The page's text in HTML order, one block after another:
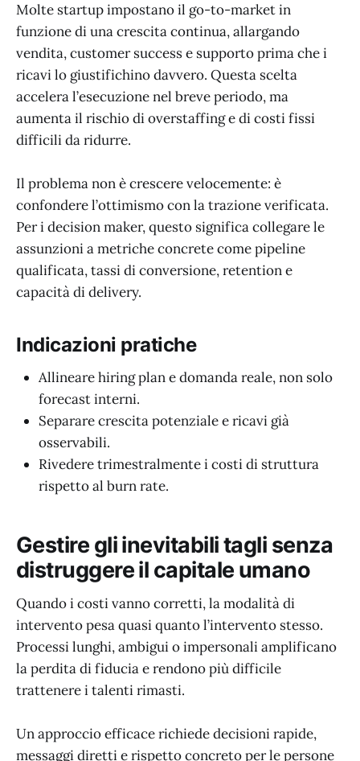
Molte startup impostano il go-to-market in
funzione di una crescita continua, allargando
vendita, customer success e supporto prima che i
ricavi lo giustifichino davvero. Questa scelta
accelera l’esecuzione nel breve periodo, ma
aumenta il rischio di overstaffing e di costi fissi
difficili da ridurre.
Il problema non è crescere velocemente: è
confondere l’ottimismo con la trazione verificata.
Per i decision maker, questo significa collegare le
assunzioni a metriche concrete come pipeline
qualificata, tassi di conversione, retention e
capacità di delivery.
Indicazioni pratiche
Allineare hiring plan e domanda reale, non solo
forecast interni.
Separare crescita potenziale e ricavi già
osservabili.
Rivedere trimestralmente i costi di struttura
rispetto al burn rate.
Gestire gli inevitabili tagli senza
distruggere il capitale umano
Quando i costi vanno corretti, la modalità di
intervento pesa quasi quanto l’intervento stesso.
Processi lunghi, ambigui o impersonali amplificano
la perdita di fiducia e rendono più difficile
trattenere i talenti rimasti.
Un approccio efficace richiede decisioni rapide,
messaggi diretti e rispetto concreto per le persone